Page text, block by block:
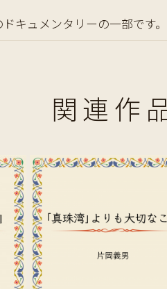
キュメンタリーの一部です
関連作